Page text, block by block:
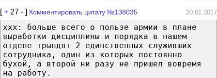
[+ 27 - ] Комментировать цитату №138035 20.01.2017
xxx: больше всего о пользе армии в плане
выработки дисциплины и порядка в нашем
отделе трындят 2 единственных служивших
сотрудника, один из которых постоянно
бухой, а второй ни разу не пришел вовремя
на работу.